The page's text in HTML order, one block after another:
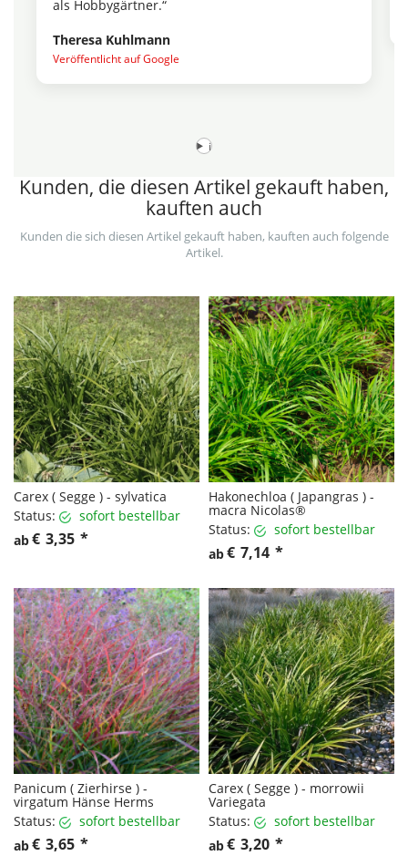
als Hobbygärtner.“
Theresa Kuhlmann
Veröffentlicht auf Google
i
Kunden, die diesen Artikel gekauft haben,
kauften auch
Kunden die sich diesen Artikel gekauft haben, kauften auch folgende
Artikel.
Carex ( Segge ) - sylvatica
Status:
sofort bestellbar
ab€ 3,35 *
Hakonechloa ( Japangras ) -
macra Nicolas®
Status:
sofort bestellbar
ab€ 7,14 *
Panicum ( Zierhirse ) -
virgatum Hänse Herms
Status:
sofort bestellbar
ab€ 3,65 *
Carex ( Segge ) - morrowii
Variegata
Status:
sofort bestellbar
ab€ 3,20 *